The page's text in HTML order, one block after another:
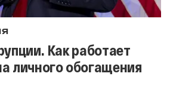
Как работает
личного обогащения